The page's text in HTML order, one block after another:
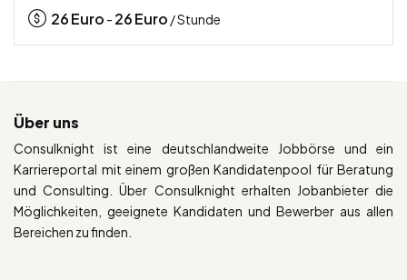
26Euro - 26Euro / Stunde
Über uns
Consulknight ist eine deutschlandweite Jobbörse und ein
Karriereportal mit einem großen Kandidatenpool für Beratung
und Consulting. Über Consulknight erhalten Jobanbieter die
Möglichkeiten, geeignete Kandidaten und Bewerber aus allen
Bereichen zu finden.